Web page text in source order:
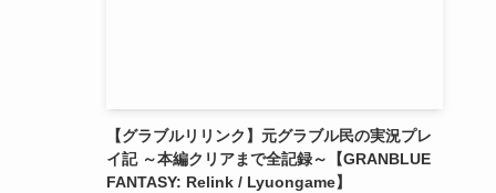
【グラブルリリンク】元グラブル民の実況プレ
イ記 ～本編クリアまで全記録～【GRANBLUE
FANTASY: Relink / Lyuongame】